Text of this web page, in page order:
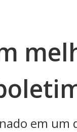
em um